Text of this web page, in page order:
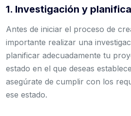
1. Investigación y
Antes de iniciar el proceso de
importante realizar una
planificar adecuadamente tu
estado en el que deseas
asegúrate de cumplir con los
ese estado.